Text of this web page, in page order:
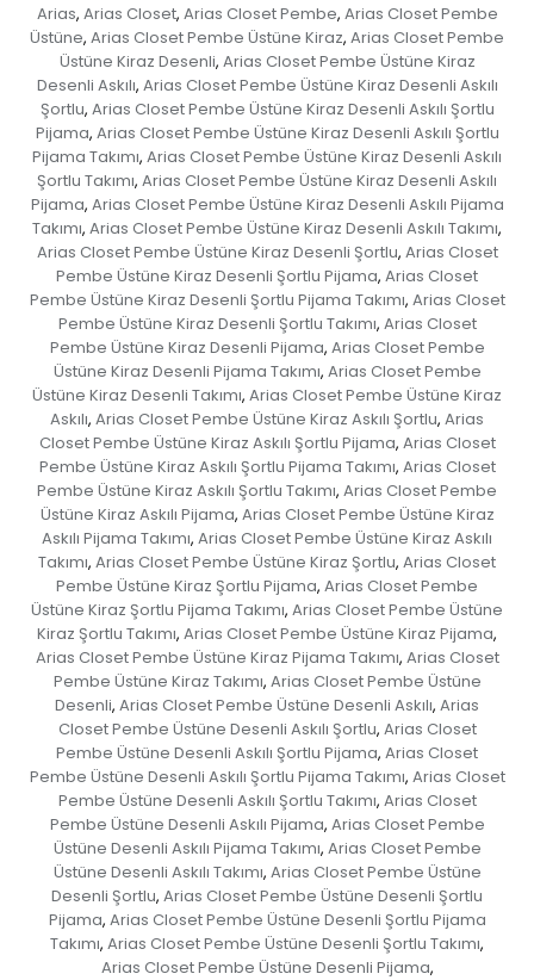
Arias, Arias Closet, Arias Closet Pembe, Arias Closet Pembe
Üstüne, Arias Closet Pembe Üstüne Kiraz, Arias Closet Pembe
Üstüne Kiraz Desenli, Arias Closet Pembe Üstüne Kiraz
Desenli Askılı, Arias Closet Pembe Üstüne Kiraz Desenli Askılı
Şortlu, Arias Closet Pembe Üstüne Kiraz Desenli Askılı Şortlu
Pijama, Arias Closet Pembe Üstüne Kiraz Desenli Askılı Şortlu
Pijama Takımı, Arias Closet Pembe Üstüne Kiraz Desenli Askılı
Şortlu Takımı, Arias Closet Pembe Üstüne Kiraz Desenli Askılı
Pijama, Arias Closet Pembe Üstüne Kiraz Desenli Askılı Pijama
Takımı, Arias Closet Pembe Üstüne Kiraz Desenli Askılı Takımı,
Arias Closet Pembe Üstüne Kiraz Desenli Şortlu, Arias Closet
Pembe Üstüne Kiraz Desenli Şortlu Pijama, Arias Closet
Pembe Üstüne Kiraz Desenli Şortlu Pijama Takımı, Arias Closet
Pembe Üstüne Kiraz Desenli Şortlu Takımı, Arias Closet
Pembe Üstüne Kiraz Desenli Pijama, Arias Closet Pembe
Üstüne Kiraz Desenli Pijama Takımı, Arias Closet Pembe
Üstüne Kiraz Desenli Takımı, Arias Closet Pembe Üstüne Kiraz
Askılı, Arias Closet Pembe Üstüne Kiraz Askılı Şortlu, Arias
Closet Pembe Üstüne Kiraz Askılı Şortlu Pijama, Arias Closet
Pembe Üstüne Kiraz Askılı Şortlu Pijama Takımı, Arias Closet
Pembe Üstüne Kiraz Askılı Şortlu Takımı, Arias Closet Pembe
Üstüne Kiraz Askılı Pijama, Arias Closet Pembe Üstüne Kiraz
Askılı Pijama Takımı, Arias Closet Pembe Üstüne Kiraz Askılı
Takımı, Arias Closet Pembe Üstüne Kiraz Şortlu, Arias Closet
Pembe Üstüne Kiraz Şortlu Pijama, Arias Closet Pembe
Üstüne Kiraz Şortlu Pijama Takımı, Arias Closet Pembe Üstüne
Kiraz Şortlu Takımı, Arias Closet Pembe Üstüne Kiraz Pijama,
Arias Closet Pembe Üstüne Kiraz Pijama Takımı, Arias Closet
Pembe Üstüne Kiraz Takımı, Arias Closet Pembe Üstüne
Desenli, Arias Closet Pembe Üstüne Desenli Askılı, Arias
Closet Pembe Üstüne Desenli Askılı Şortlu, Arias Closet
Pembe Üstüne Desenli Askılı Şortlu Pijama, Arias Closet
Pembe Üstüne Desenli Askılı Şortlu Pijama Takımı, Arias Closet
Pembe Üstüne Desenli Askılı Şortlu Takımı, Arias Closet
Pembe Üstüne Desenli Askılı Pijama, Arias Closet Pembe
Üstüne Desenli Askılı Pijama Takımı, Arias Closet Pembe
Üstüne Desenli Askılı Takımı, Arias Closet Pembe Üstüne
Desenli Şortlu, Arias Closet Pembe Üstüne Desenli Şortlu
Pijama, Arias Closet Pembe Üstüne Desenli Şortlu Pijama
Takımı, Arias Closet Pembe Üstüne Desenli Şortlu Takımı,
Arias Closet Pembe Üstüne Desenli Pijama,